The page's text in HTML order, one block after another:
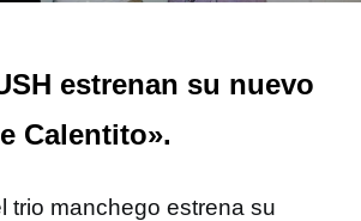
estrenan su nuevo
Calentito».
trio manchego estrena su